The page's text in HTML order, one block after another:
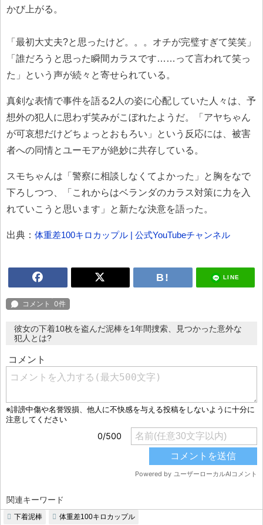
かび上がる。
「最初大丈夫?と思ったけど。。。オチが完璧すぎて笑笑」
「誰だろうと思った瞬間カラスです……って言われて笑っ
た」という声が続々と寄せられている。
真剣な表情で事件を語る2人の姿に心配していた人々は、予
想外の犯人に思わず笑みがこぼれたようだ。「アヤちゃん
が可哀想だけどちょっとおもろい」という反応には、被害
者への同情とユーモアが絶妙に共存している。
スモちゃんは「警察に相談しなくてよかった」と胸をなで
下ろしつつ、「これからはベランダのカラス対策に力を入
れていこうと思います」と新たな決意を語った。
出典： 体重差100キロカップル | 公式YouTubeチャンネル
LINE
彼女の下着10枚を盗んだ泥棒を1年間捜索、見つかった意外な
犯人とは?
関連キーワード
下着泥棒 体重差100キロカップル